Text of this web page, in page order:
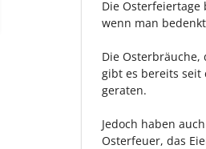
Die
wenn man
Die
gibt es bereits seit
geraten.
Jedoch haben
Osterfeuer, das